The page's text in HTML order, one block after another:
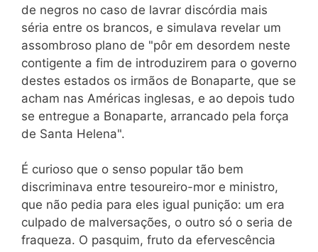
de negros no caso de lavrar discórdia mais
séria entre os brancos, e simulava revelar um
assombroso plano de "pôr em desordem neste
contigente a fim de introduzirem para o governo
destes estados os irmãos de Bonaparte, que se
acham nas Américas inglesas, e ao depois tudo
se entregue a Bonaparte, arrancado pela força
de Santa Helena".
É curioso que o senso popular tão bem
discriminava entre tesoureiro-mor e ministro,
que não pedia para eles igual punição: um era
culpado de malversações, o outro só o seria de
fraqueza. O pasquim, fruto da efervescência